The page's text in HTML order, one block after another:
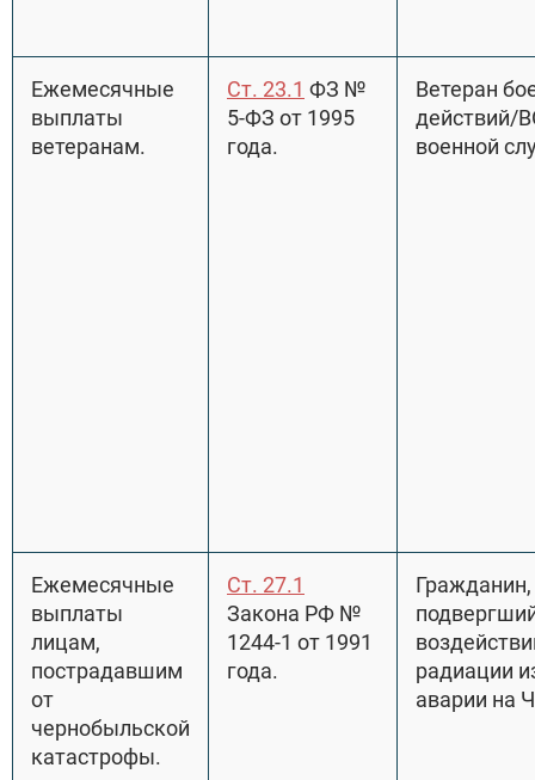
Ежемесячные
выплаты
ветеранам.
Ст. 23.1 ФЗ №
5-ФЗ от 1995
года.
Ветеран
действий/
военной
Ежемесячные
выплаты
лицам,
пострадавшим
от
чернобыльской
катастрофы.
Ст. 27.1
Закона РФ №
1244-1 от 1991
года.
Гражданин,
радиации
аварии на